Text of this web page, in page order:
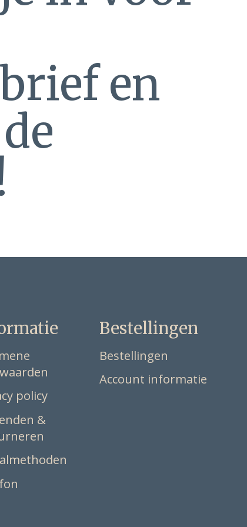
en
policy
&
Bestellingen
Bestellingen
Account informatie